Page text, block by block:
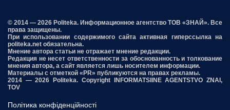
© 2014 — 2026 Politeka. Информационное агентство ТОВ «ЗНАЙ». Все
права защищены.
При использовании содержимого сайта активная гиперссылка на
politeka.net обязательна.
Мнение автора статьи не отражает мнение редакции.
Редакция не несет ответственности за обоснованность и толкование
мнения автора, а сайт является лишь носителем информации.
Материалы с отметкой «PR» публикуются на правах рекламы.
2014 — 2026 Politeka. Copyright INFORMATSIINE AGENTSTVO ZNAI,
TOV
Політика конфіденційності